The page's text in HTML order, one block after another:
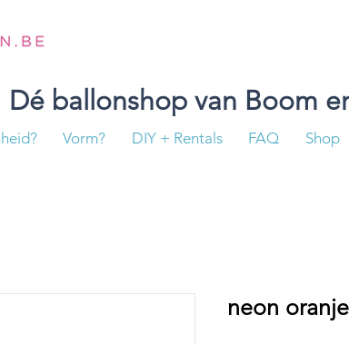
ballonshop van Boom
Vorm? DIY + Rentals FAQ Shop
neon